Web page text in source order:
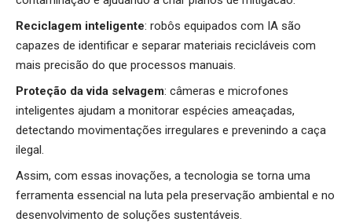
Reciclagem inteligente: robôs equipados com IA são
capazes de identificar e separar materiais recicláveis com
mais precisão do que processos manuais.
Proteção da vida selvagem: câmeras e microfones
inteligentes ajudam a monitorar espécies ameaçadas,
detectando movimentações irregulares e prevenindo a caça
ilegal.
Assim, com essas inovações, a tecnologia se torna uma
ferramenta essencial na luta pela preservação ambiental e no
desenvolvimento de soluções sustentáveis.